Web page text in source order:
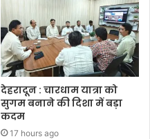
देहरादून : चारधाम यात्रा को
सुगम बनाने की दिशा में बड़ा
कदम
17 hours ago